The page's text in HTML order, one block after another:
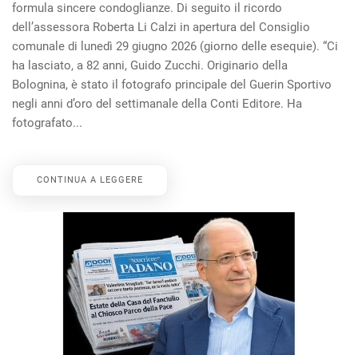
formula sincere condoglianze. Di seguito il ricordo
dell’assessora Roberta Li Calzi in apertura del Consiglio
comunale di lunedì 29 giugno 2026 (giorno delle esequie). “Ci
ha lasciato, a 82 anni, Guido Zucchi. Originario della
Bolognina, è stato il fotografo principale del Guerin Sportivo
negli anni d’oro del settimanale della Conti Editore. Ha
fotografato...
CONTINUA A LEGGERE